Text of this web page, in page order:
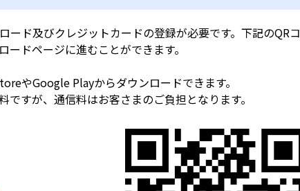
ード及びクレジットカードの登録が必要です。下記のQRコ
ドページに進むことができます。
やGoogle Playからダウンロードできます。
すが、通信料はお客さまのご負担となります。